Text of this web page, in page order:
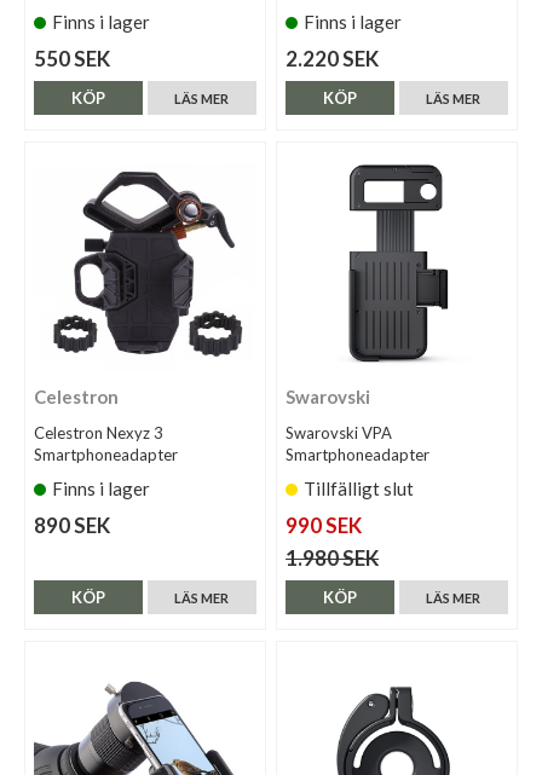
Finns i lager
550 SEK
LÄS MER
KÖP
Finns i lager
2.220 SEK
LÄS MER
KÖP
Celestron
Celestron Nexyz 3
Smartphoneadapter
Finns i lager
890 SEK
LÄS MER
KÖP
Swarovski
Swarovski VPA
Smartphoneadapter
Tillfälligt slut
990 SEK
1.980 SEK
LÄS MER
KÖP